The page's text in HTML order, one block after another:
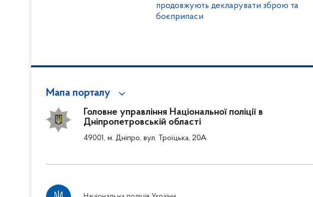
продовжують декларувати зброю та
боєприпаси
Мапа порталу
Головне управління Національної поліції в
Дніпропетровській області
49001, м. Дніпро, вул. Троїцька, 20А